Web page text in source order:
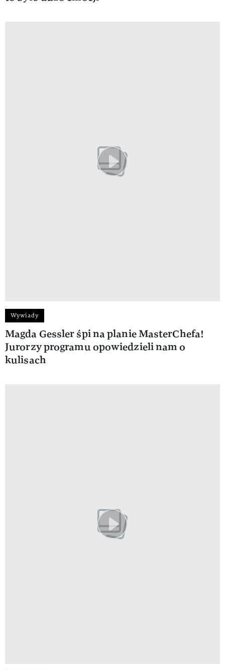
Wywiady
Magda Gessler śpi na planie MasterChefa!
Jurorzy programu opowiedzieli nam o
kulisach